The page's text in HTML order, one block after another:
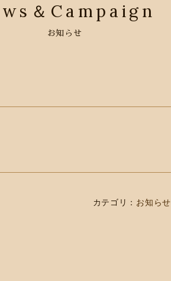
＆Campaign
お知らせ
カテゴリ： お知らせ